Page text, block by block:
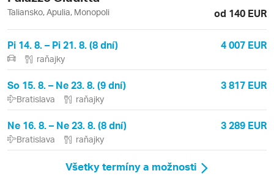
Taliansko, Apulia, Monopoli od 140 EUR
Pi 14. 8. – Pi 21. 8. (8 dní) 4 007 EUR
raňajky
So 15. 8. – Ne 23. 8. (9 dní) 3 817 EUR
Bratislava raňajky
Ne 16. 8. – Ne 23. 8. (8 dní) 3 289 EUR
Bratislava raňajky
Všetky termíny a možnosti